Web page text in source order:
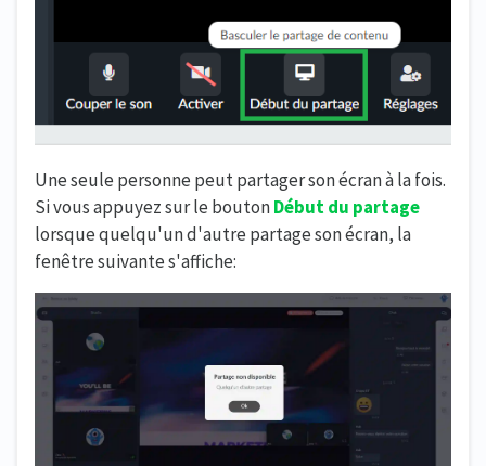
Une seule personne peut partager son écran à la fois.
Si vous appuyez sur le boutonDébut du partage
lorsque quelqu'un d'autre partage son écran, la
fenêtre suivante s'affiche: